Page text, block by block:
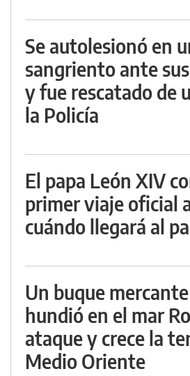
Se autolesionó en
sangriento ante
y fue rescatado de
la Policía
El papa León XIV
primer viaje oficial
cuándo llegará al
Un buque
hundió en el mar
ataque y crece la
Medio Oriente